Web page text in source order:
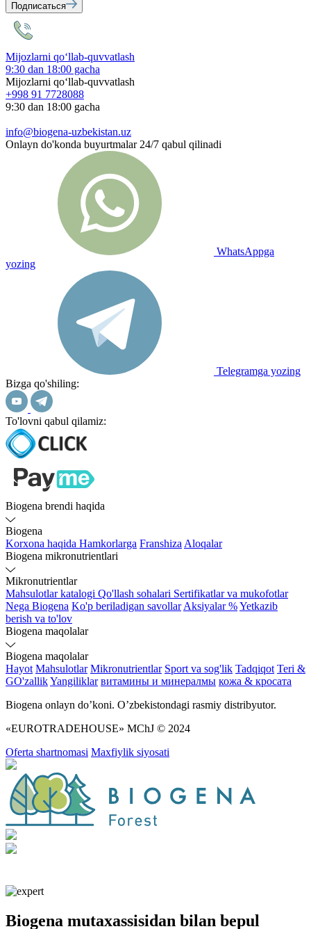
Подписаться
Mijozlarni qo‘llab-quvvatlash
9:30 dan 18:00 gacha
Mijozlarni qo‘llab-quvvatlash
+998 91 7728088
9:30 dan 18:00 gacha
info@biogena-uzbekistan.uz
Onlayn do'konda buyurtmalar 24/7 qabul qilinadi
WhatsAppga
yozing
Telegramga yozing
Bizga qo'shiling:
To'lovni qabul qilamiz:
Biogena brendi haqida
Biogena
Korxona haqida Hamkorlarga Franshiza Aloqalar
Biogena mikronutrientlari
Mikronutrientlar
Mahsulotlar katalogi Qo'llash sohalari Sertifikatlar va mukofotlar
Nega Biogena Ko'p beriladigan savollar Aksiyalar %Yetkazib
berish va to'lov
Biogena maqolalar
Biogena maqolalar
Hayot Mahsulotlar Mikronutrientlar Sport va sog'lik Tadqiqot Teri &
GO'zallikYangiliklar витамины и минералмы кожа & кросата
Biogena onlayn do’koni. O’zbekistondagi rasmiy distribyutor.
«EUROTRADEHOUSE» MChJ © 2024
Oferta shartnomasi Maxfiylik siyosati
Biogena mutaxassisidan bilan bepul